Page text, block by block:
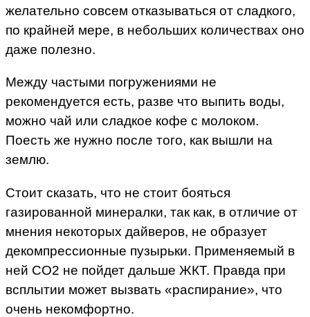
желательно совсем отказываться от сладкого,
по крайней мере, в небольших количествах оно
даже полезно.
Между частыми погружениями не
рекомендуется есть, разве что выпить воды,
можно чай или сладкое кофе с молоком.
Поесть же нужно после того, как вышли на
землю.
Стоит сказать, что не стоит бояться
газированной минералки, так как, в отличие от
мнения некоторых дайверов, не образует
декомпрессионные пузырьки. Применяемый в
ней СО2 не пойдет дальше ЖКТ. Правда при
всплытии может вызвать «распирание», что
очень некомфортно.